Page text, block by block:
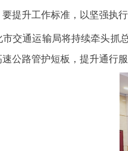
提升工作标准，以坚强执
交通运输局将持续牵头抓
公路管护短板，提升通行